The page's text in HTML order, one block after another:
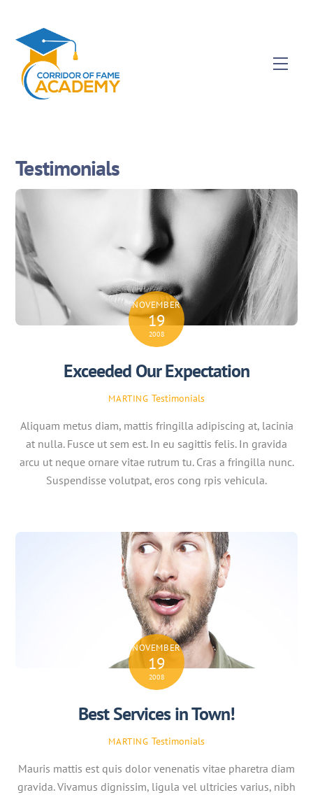
Testimonials
NOVEMBER
19
2008
Exceeded Our Expectation
MARTING Testimonials
Aliquam metus diam, mattis fringilla adipiscing at, lacinia
at nulla. Fusce ut sem est. In eu sagittis felis. In gravida
arcu ut neque ornare vitae rutrum tu. Cras a fringilla nunc.
Suspendisse volutpat, eros cong rpis vehicula.
NOVEMBER
19
2008
Best Services in Town!
MARTING Testimonials
Mauris mattis est quis dolor venenatis vitae pharetra diam
gravida. Vivamus dignissim, ligula vel ultricies varius, nibh